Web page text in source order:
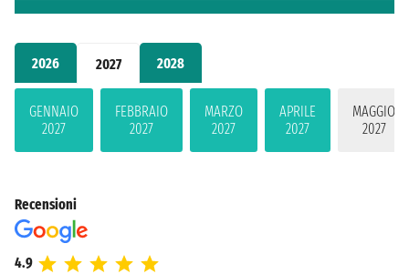
2026 2027 2028
GENNAIO
2027
FEBBRAIO
2027
MARZO
2027
APRILE
2027
MAGGIO
2027
Recensioni
4.9